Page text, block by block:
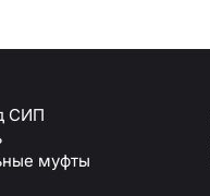
СИП
муфты